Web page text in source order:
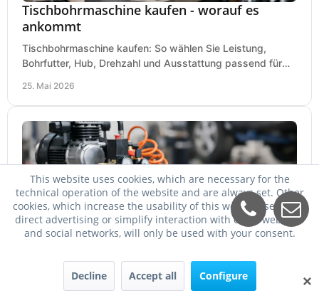
Tischbohrmaschine kaufen - worauf es
ankommt
Tischbohrmaschine kaufen: So wählen Sie Leistung,
Bohrfutter, Hub, Drehzahl und Ausstattung passend für
25. Mai 2026
Welcher Kompressor für Schlagschrauber passt? So
wählen Sie Kessel, Luftmenge, Druck und Motorleistung
✕
This website uses cookies, which are necessary for the
technical operation of the website and are always set. Other
cookies, which increase the usability of this website, serve for
direct advertising or simplify interaction with other websites
and social networks, will only be used with your consent.
Decline Accept all Configure